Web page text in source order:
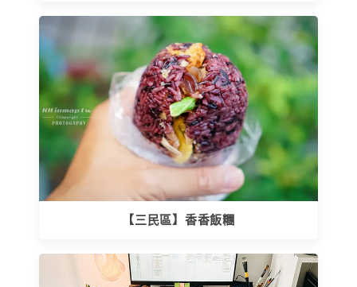
【三民區】香香飯糰